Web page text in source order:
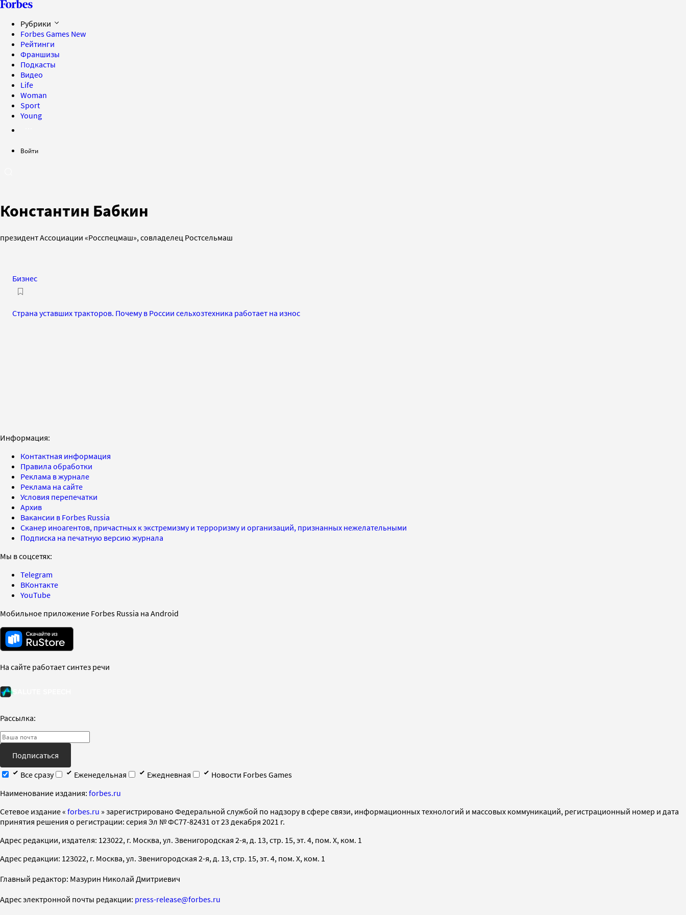
Рубрики
Forbes Games New
Рейтинги
Франшизы
Подкасты
Видео
Life
Woman
Sport
Young
Войти
Константин Бабкин
президент Ассоциации «Росспецмаш», совладелец Ростсельмаш
Бизнес
Страна уставших тракторов. Почему в России сельхозтехника работает на износ
Информация:
Контактная информация
Правила обработки
Реклама в журнале
Реклама на сайте
Условия перепечатки
Архив
Вакансии в Forbes Russia
Сканер иноагентов, причастных к экстремизму и терроризму и организаций, признанных нежелательными
Подписка на печатную версию журнала
Мы в соцсетях:
Telegram
ВКонтакте
YouTube
Мобильное приложение Forbes Russia на Android
На сайте работает синтез речи
Рассылка:
Подписаться
Все сразу
Еженедельная Ежедневная
Новости Forbes Games
Наименование издания: forbes.ru
Cетевое издание « forbes.ru » зарегистрировано Федеральной службой по надзору в сфере связи, информационных технологий и массовых коммуникаций, регистрационный номер и дата
принятия решения о регистрации: серия Эл № ФС77-82431 от 23 декабря 2021 г.
Адрес редакции, издателя: 123022, г. Москва, ул. Звенигородская 2-я, д. 13, стр. 15, эт. 4, пом. X, ком. 1
Адрес редакции: 123022, г. Москва, ул. Звенигородская 2-я, д. 13, стр. 15, эт. 4, пом. X, ком. 1
Главный редактор: Мазурин Николай Дмитриевич
Адрес электронной почты редакции: press-release@forbes.ru